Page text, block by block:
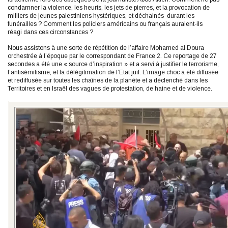
condamner la violence, les heurts, les jets de pierres, et la provocation de
milliers de jeunes palestiniens hystériques, et déchainés durant les
funérailles ? Comment les policiers américains ou français auraient-ils
réagi dans ces circonstances ?
Nous assistons à une sorte de répétition de l’affaire Mohamed al Doura
orchestrée à l’époque par le correspondant de France 2. Ce reportage de 27
secondes a été une « source d’inspiration » et a servi à justifier le terrorisme,
l’antisémitisme, et la délégitimation de l’Etat juif. L’image choc a été diffusée
et rediffusée sur toutes les chaînes de la planète et a déclenché dans les
Territoires et en Israël des vagues de protestation, de haine et de violence.